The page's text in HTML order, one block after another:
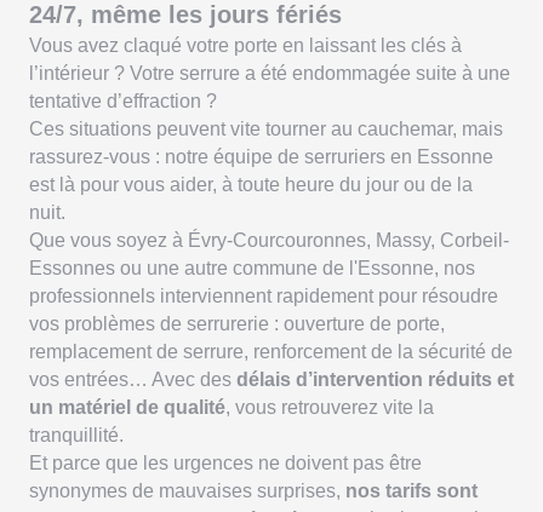
24/7, même les jours fériés
Vous avez claqué votre porte en laissant les clés à
l’intérieur ? Votre serrure a été endommagée suite à une
tentative d’effraction ?
Ces situations peuvent vite tourner au cauchemar, mais
rassurez-vous : notre équipe de serruriers en Essonne
est là pour vous aider, à toute heure du jour ou de la
nuit.
Que vous soyez à Évry-Courcouronnes, Massy, Corbeil-
Essonnes ou une autre commune de l'Essonne, nos
professionnels interviennent rapidement pour résoudre
vos problèmes de serrurerie : ouverture de porte,
remplacement de serrure, renforcement de la sécurité de
vos entrées… Avec des délais d’intervention réduits et
un matériel de qualité, vous retrouverez vite la
tranquillité.
Et parce que les urgences ne doivent pas être
synonymes de mauvaises surprises, nos tarifs sont